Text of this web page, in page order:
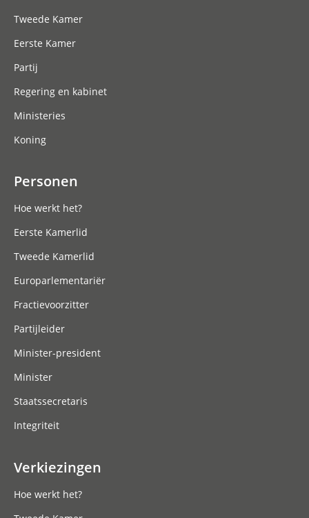
Tweede Kamer
Eerste Kamer
Partij
Regering en kabinet
Ministeries
Koning
Personen
Hoe werkt het?
Eerste Kamerlid
Tweede Kamerlid
Europarlementariër
Fractievoorzitter
Partijleider
Minister-president
Minister
Staatssecretaris
Integriteit
Verkiezingen
Hoe werkt het?